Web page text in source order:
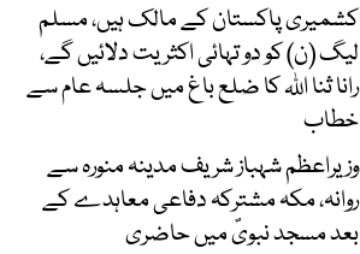
کشمیری پاکستان کے مالک ہیں، مسلم
لیگ (ن) کو دو تہائی اکثریت دلائیں گے،
رانا ثنا اللہ کا ضلع باغ میں جلسہ عام سے
خطاب
وزیراعظم شہباز شریف مدینہ منورہ سے
روانہ، مکہ مشترکہ دفاعی معاہدے کے
بعد مسجد نبویؐ میں حاضری